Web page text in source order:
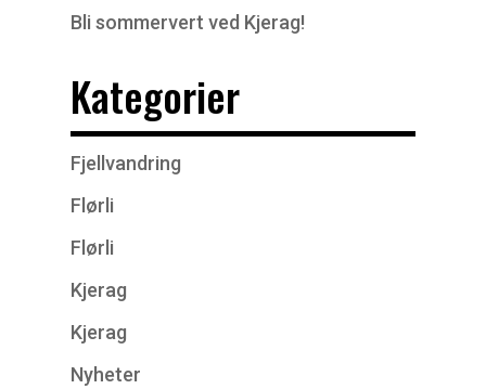
Bli sommervert ved Kjerag!
Kategorier
Fjellvandring
Flørli
Flørli
Kjerag
Kjerag
Nyheter